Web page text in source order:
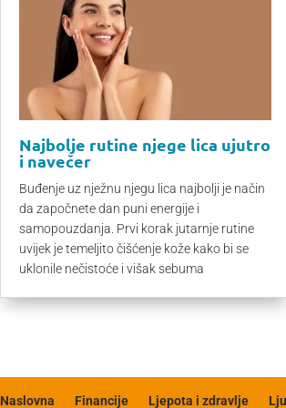
Najbolje rutine njege lica ujutro
i navečer
Buđenje uz nježnu njegu lica najbolji je način
da započnete dan puni energije i
samopouzdanja. Prvi korak jutarnje rutine
uvijek je temeljito čišćenje kože kako bi se
uklonile nečistoće i višak sebuma
Naslovna Financije Ljepota i zdravlje